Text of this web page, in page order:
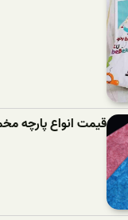
قیمت انواع پارچه